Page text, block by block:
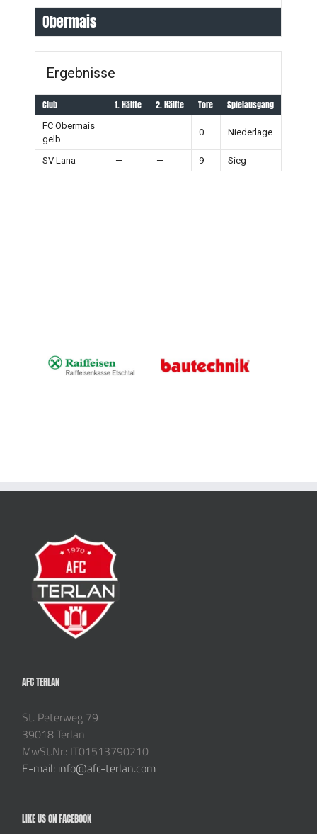
Obermais
Ergebnisse
Club 1. Hälfte 2. Hälfte Tore Spielausgang
FC Obermais
gelb
— — 0 Niederlage
SV Lana — — 9 Sieg
AFC TERLAN
St. Peterweg 79
39018 Terlan
MwSt.Nr.: IT01513790210
E-mail: info@afc-terlan.com
LIKE US ON FACEBOOK